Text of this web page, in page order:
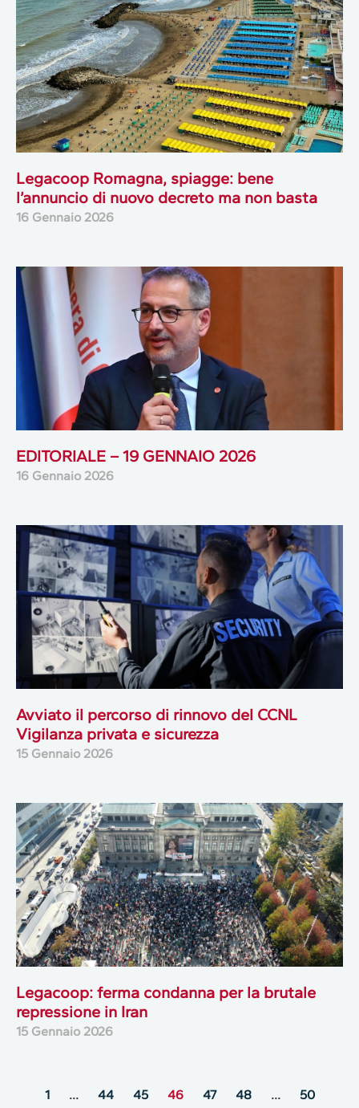
Legacoop Romagna, spiagge: bene
l’annuncio di nuovo decreto ma non basta
16 Gennaio 2026
EDITORIALE – 19 GENNAIO 2026
16 Gennaio 2026
Avviato il percorso di rinnovo del CCNL
Vigilanza privata e sicurezza
15 Gennaio 2026
Legacoop: ferma condanna per la brutale
repressione in Iran
15 Gennaio 2026
1 … 44 45 46 47 48 … 50